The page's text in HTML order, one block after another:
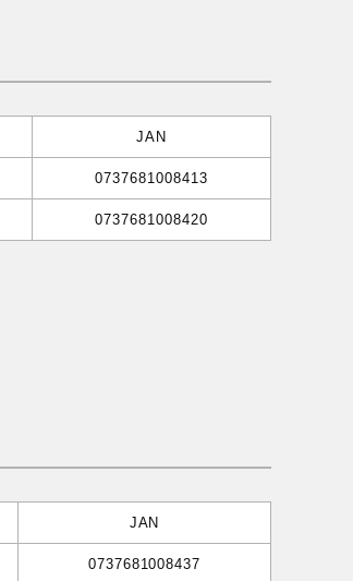
JAN
0737681008413
0737681008420
JAN
0737681008437